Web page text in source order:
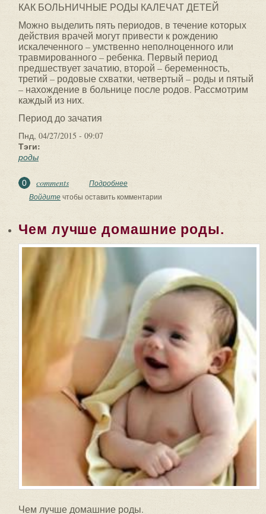
КАК БОЛЬНИЧНЫЕ РОДЫ КАЛЕЧАТ ДЕТЕЙ
Можно выделить пять периодов, в течение которых
действия врачей могут привести к рождению
искалеченного – умственно неполноценного или
травмированного – ребенка. Первый период
предшествует зачатию, второй – беременность,
третий – родовые схватки, четвертый – роды и пятый
– нахождение в больнице после родов. Рассмотрим
каждый из них.
Период до зачатия
Пнд, 04/27/2015 - 09:07
Тэги:
роды
0 comments Подробнее
ДЕТЕЙ
Войдитечтобы оставить комментарии
Чем лучше домашние роды.
Чем лучше домашние роды.